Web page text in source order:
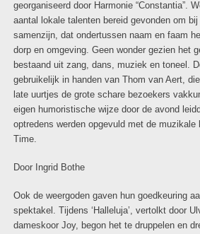
georganiseerd door Harmonie “Constantia”.
aantal lokale talenten bereid gevonden om
samenzijn, dat ondertussen naam en faam
dorp en omgeving. Geen wonder gezien het
bestaand uit zang, dans, muziek en toneel.
gebruikelijk in handen van Thom van Aert,
late uurtjes de grote schare bezoekers
eigen humoristische wijze door de avond
optredens werden opgevuld met de
Time.
Door Ingrid Bothe
Ook de weergoden gaven hun goedkeuring
spektakel. Tijdens ‘Halleluja’, vertolkt door
dameskoor Joy, begon het te druppelen en